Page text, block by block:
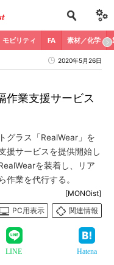
モビリティ FA 素材／化学
2020年5月26日
作業支援サービス
グラス「RealWear」を
援サービスを提供開始し
を装着し、リア
作業を代行する。
[MONOist]
PC用表示
関連情報
LINE Hatena